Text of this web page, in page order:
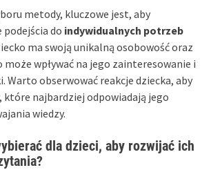
metody, kluczowe jest, aby
do indywidualnych potrzeb
ma swoją unikalną osobowość oraz
może wpływać na jego zainteresowanie i
Warto obserwować reakcje dziecka, aby
które najbardziej odpowiadają jego
wiedzy.
dla dzieci, aby rozwijać ich